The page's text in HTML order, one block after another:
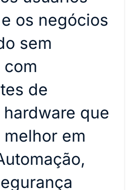
os negócios
sem
com
de
que
em